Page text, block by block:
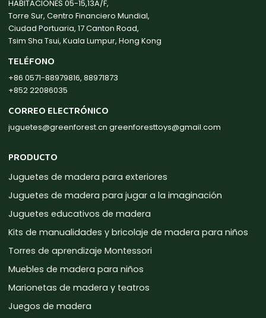
HABITACIONES 05-15,13A/F,
Torre Sur, Centro Financiero Mundial,
Ciudad Portuaria, 17 Canton Road,
Tsim Sha Tsui, Kuala Lumpur, Hong Kong
TELÉFONO
+86 0571-88979816, 88971873
+852 22086035
CORREO ELECTRÓNICO
juguetes@greenforest.cn greenforesttoys@gmail.com
PRODUCTO
Juguetes de madera para exteriores
Juguetes de madera para jugar a la imaginación
Juguetes educativos de madera
Kits de manualidades y bricolaje de madera para niños
Torres de aprendizaje Montessori
Muebles de madera para niños
Marionetas de madera y teatros
Juegos de madera